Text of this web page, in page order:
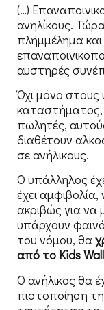
(…)
ανηλίκους.
πλημμέλημα
αυστηρές
Όχι μόνο στους
καταστήματος,
πωλητές,
διαθέτουν
σε ανήλικους.
Ο υπάλληλος
έχει
ακριβώς για
υπάρχουν
του νόμου, θα
από το Kids
Ο ανήλικος θα
πιστοποίηση